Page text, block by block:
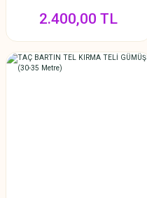
2.400,00 TL